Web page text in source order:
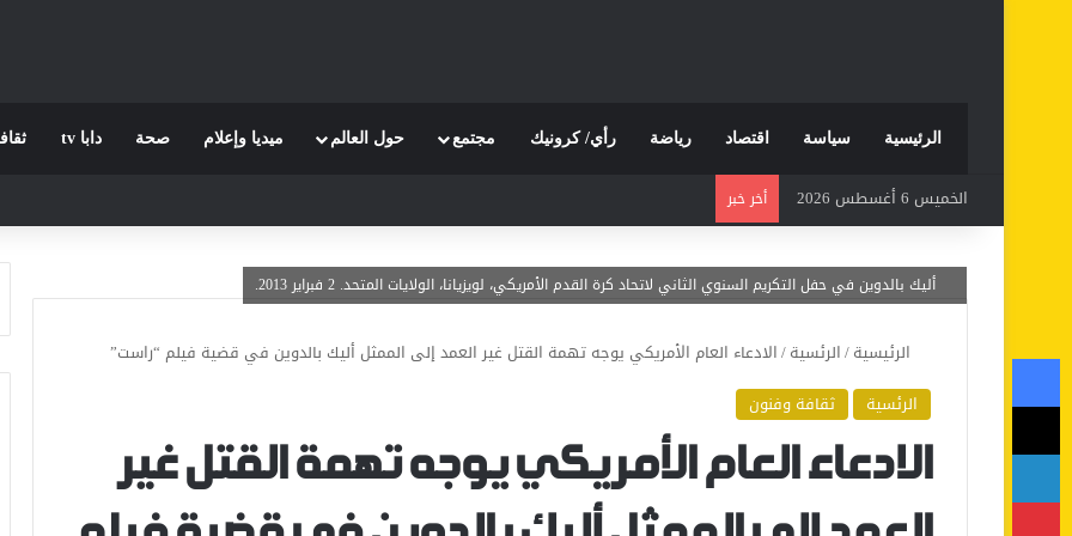
الرئيسية سياسة اقتصاد رياضة رأي/ كرونيك مجتمع حول العالم ميديا وإعلام صحة دابا tv
الخميس 6 أغسطس 2026 أخر خبر
أليك بالدوين في حفل التكريم السنوي الثاني لاتحاد كرة القدم الأمريكي، لويزيانا، الولايات المتحد. 2 فبراير 2013.
الرئيسية/الرئسية/الادعاء العام الأمريكي يوجه تهمة القتل غير العمد إلى الممثل أليك بالدوين في قضية فيلم “راست”
الرئسية
ثقافة وفنون
الادعاء العام الأمريكي يوجه تهمة القتل غير